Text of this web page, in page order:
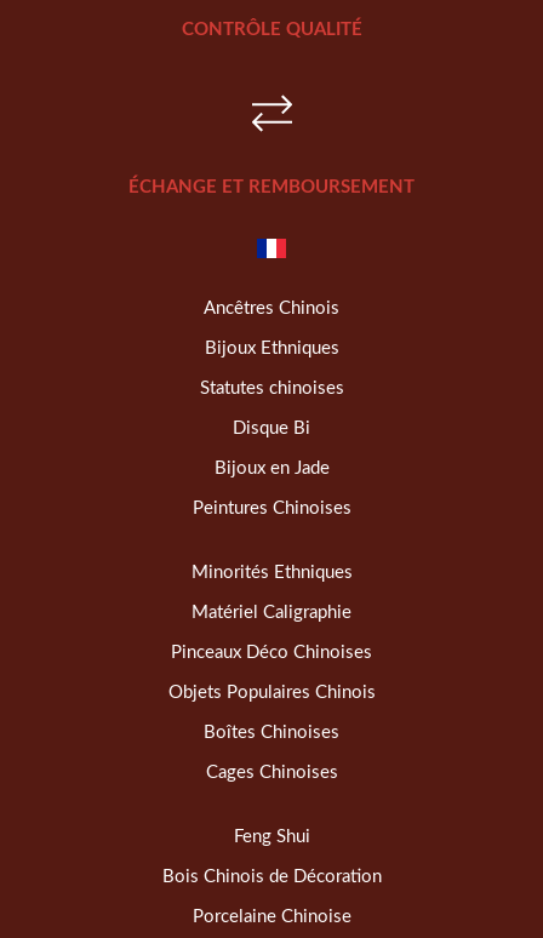
CONTRÔLE QUALITÉ
ÉCHANGE ET REMBOURSEMENT
Ancêtres Chinois
Bijoux Ethniques
Statutes chinoises
Disque Bi
Bijoux en Jade
Peintures Chinoises
Minorités Ethniques
Matériel Caligraphie
Pinceaux Déco Chinoises
Objets Populaires Chinois
Boîtes Chinoises
Cages Chinoises
Feng Shui
Bois Chinois de Décoration
Porcelaine Chinoise